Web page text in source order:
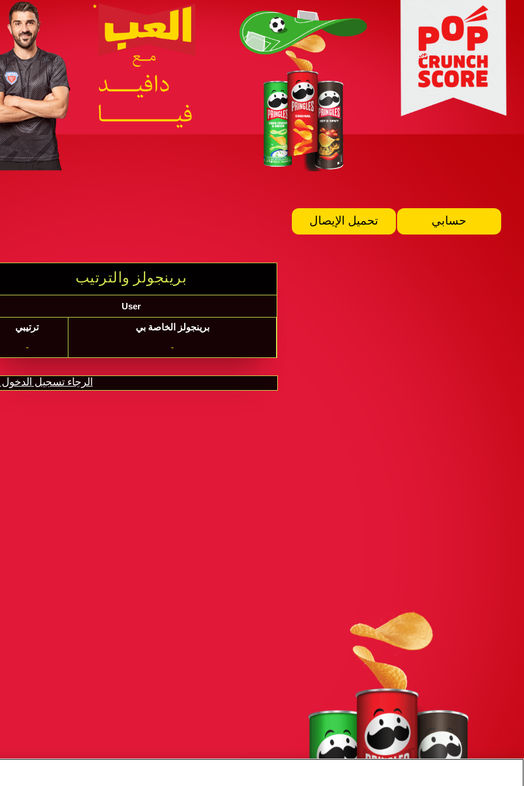
تحميل الإيصال حسابي
برينجولز والترتيب
User
ترتيبي
برينجولز الخاصة بي
-
-
الرجاء تسجيل الدخول